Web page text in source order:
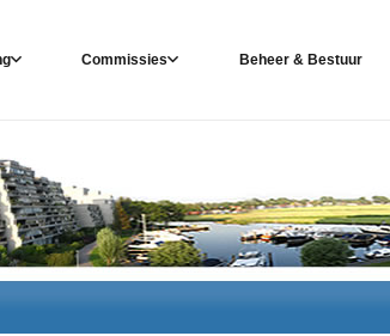
Commissies Beheer & Bestuur